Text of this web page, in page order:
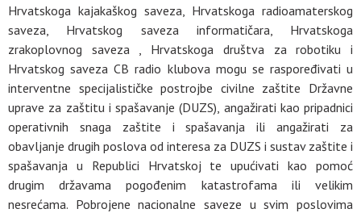
Hrvatskoga kajakaškog saveza, Hrvatskoga radioamaterskog
saveza, Hrvatskog saveza informatičara, Hrvatskoga
zrakoplovnog saveza , Hrvatskoga društva za robotiku i
Hrvatskog saveza CB radio klubova mogu se raspoređivati u
interventne specijalističke postrojbe civilne zaštite Državne
uprave za zaštitu i spašavanje (DUZS), angažirati kao pripadnici
operativnih snaga zaštite i spašavanja ili angažirati za
obavljanje drugih poslova od interesa za DUZS i sustav zaštite i
spašavanja u Republici Hrvatskoj te upućivati kao pomoć
drugim državama pogođenim katastrofama ili velikim
nesrećama. Pobrojene nacionalne saveze u svim poslovima